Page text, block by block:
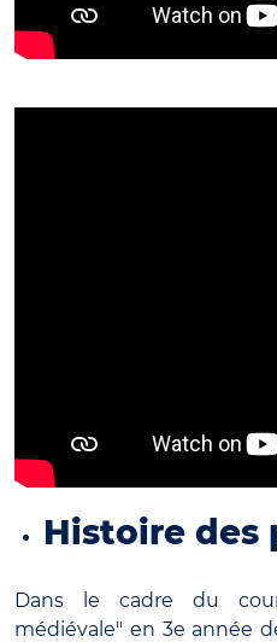
Histoire des
Dans le cadre du
médiévale" en 3e année